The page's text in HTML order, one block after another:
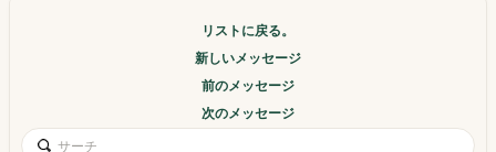
リストに戻る。
新しいメッセージ
前のメッセージ
次のメッセージ